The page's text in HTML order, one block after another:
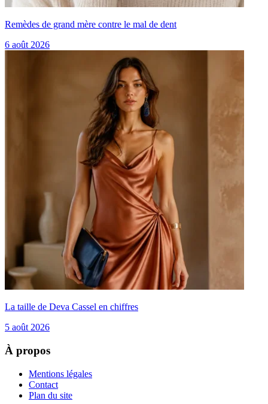
Remèdes de grand mère contre le mal de dent
6 août 2026
La taille de Deva Cassel en chiffres
5 août 2026
À propos
Mentions légales
Contact
Plan du site